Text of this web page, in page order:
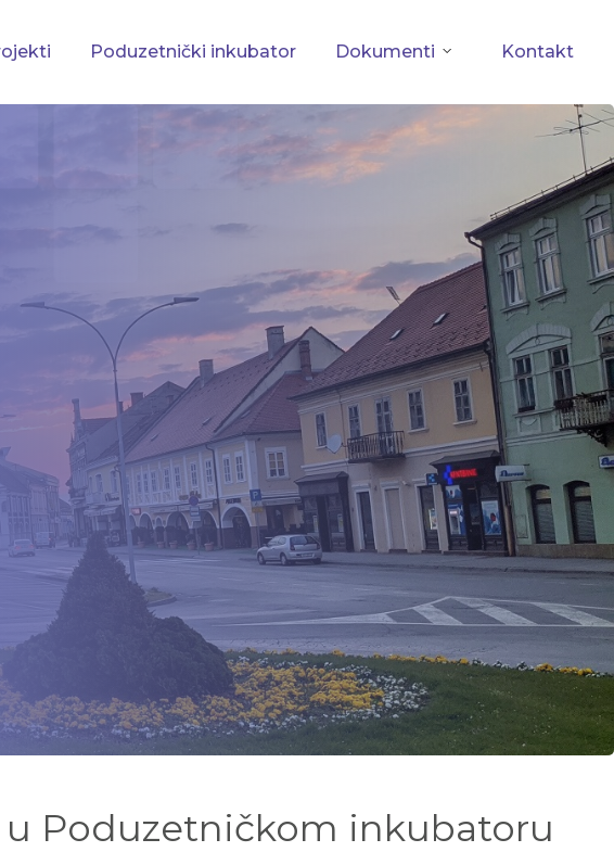
Poduzetnički inkubator Dokumenti Kontakt
Poduzetničkom inkubatoru